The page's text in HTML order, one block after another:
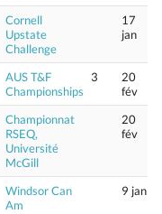
Cornell
Upstate
Challenge
17
jan
AUS T&F
Championships
3
20
fév
Championnat
RSEQ,
Université
McGill
20
fév
Windsor Can
Am
9 jan